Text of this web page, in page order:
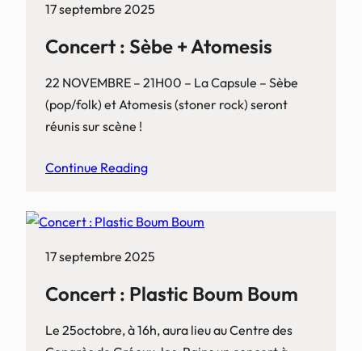
17 septembre 2025
Concert : Sèbe + Atomesis
22 NOVEMBRE – 21H00 – La Capsule – Sèbe
(pop/folk) et Atomesis (stoner rock) seront
réunis sur scène !
Continue Reading
17 septembre 2025
Concert : Plastic Boum Boum
Le 25octobre, à 16h, aura lieu au Centre des